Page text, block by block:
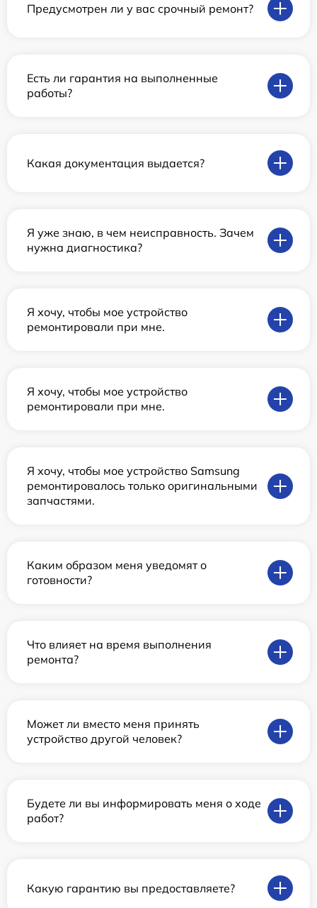
Предусмотрен ли у вас срочный ремонт?
Есть ли гарантия на выполненные
работы?
Какая документация выдается?
Я уже знаю, в чем неисправность. Зачем
нужна диагностика?
Я хочу, чтобы мое устройство
ремонтировали при мне.
Я хочу, чтобы мое устройство
ремонтировали при мне.
Я хочу, чтобы мое устройство Samsung
ремонтировалось только оригинальными
запчастями.
Каким образом меня уведомят о
готовности?
Что влияет на время выполнения
ремонта?
Может ли вместо меня принять
устройство другой человек?
Будете ли вы информировать меня о ходе
работ?
Какую гарантию вы предоставляете?